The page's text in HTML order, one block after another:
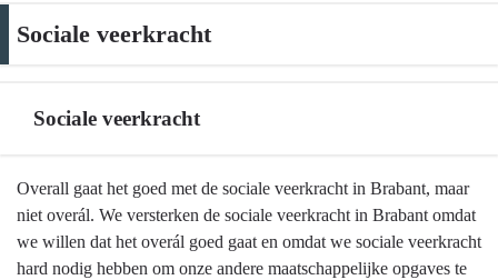
Sociale veerkracht
Sociale veerkracht
Terug
naar
navigatie
Overall gaat het goed met de sociale veerkracht in Brabant, maar
niet overál. We versterken de sociale veerkracht in Brabant omdat
we willen dat het overál goed gaat en omdat we sociale veerkracht
hard nodig hebben om onze andere maatschappelijke opgaves te